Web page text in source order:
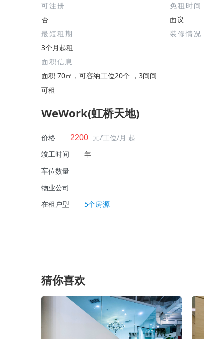
可注册
否
免租时间
面议
最短租期
3个月起租
装修情况
面积信息
面积 70㎡，可容纳工位20个 ，3间间
可租
WeWork(虹桥天地)
价格 2200 元/工位/月 起
竣工时间
年
车位数量
物业公司
在租户型
5个房源
猜你喜欢